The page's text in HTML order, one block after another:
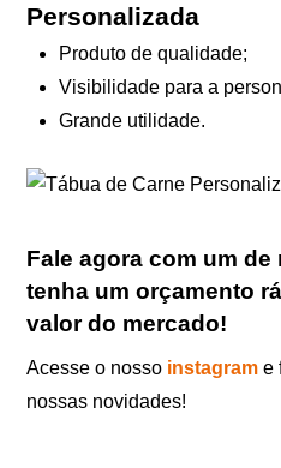
Personalizada
Produto de qualidade;
Visibilidade para a
Grande utilidade.
Fale agora com um
tenha um orçamento
valor do mercado!
Acesse o nosso instagram e
nossas novidades!